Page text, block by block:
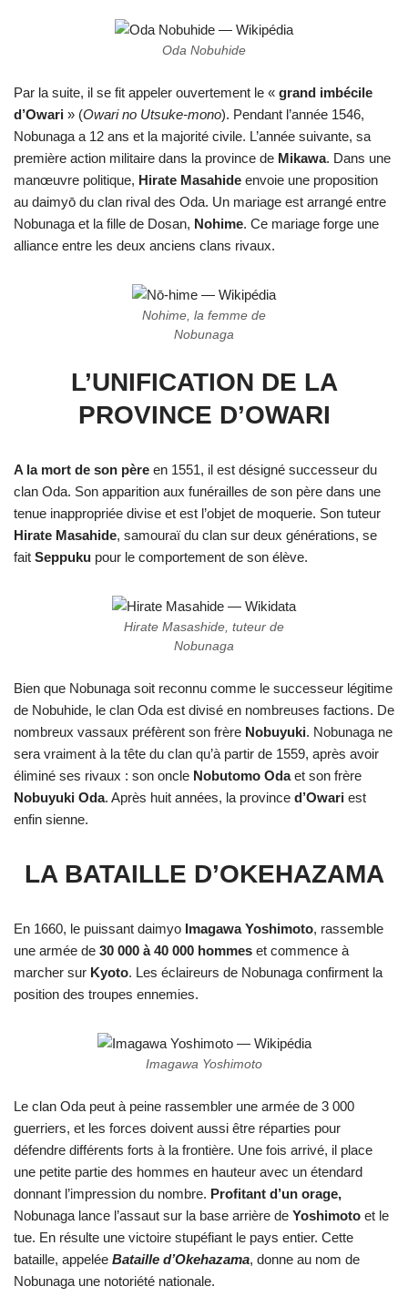
Oda Nobuhide
Par la suite, il se fit appeler ouvertement le « grand imbécile
d’Owari » (Owari no Utsuke-mono). Pendant l’année 1546,
Nobunaga a 12 ans et la majorité civile. L’année suivante, sa
première action militaire dans la province de Mikawa. Dans une
manœuvre politique, Hirate Masahide envoie une proposition
au daimyō du clan rival des Oda. Un mariage est arrangé entre
Nobunaga et la fille de Dosan, Nohime. Ce mariage forge une
alliance entre les deux anciens clans rivaux.
Nohime, la femme de
Nobunaga
L’UNIFICATION DE LA
PROVINCE D’OWARI
A la mort de son père en 1551, il est désigné successeur du
clan Oda. Son apparition aux funérailles de son père dans une
tenue inappropriée divise et est l’objet de moquerie. Son tuteur
Hirate Masahide, samouraï du clan sur deux générations, se
fait Seppuku pour le comportement de son élève.
Hirate Masashide, tuteur de
Nobunaga
Bien que Nobunaga soit reconnu comme le successeur légitime
de Nobuhide, le clan Oda est divisé en nombreuses factions. De
nombreux vassaux préfèrent son frère Nobuyuki. Nobunaga ne
sera vraiment à la tête du clan qu’à partir de 1559, après avoir
éliminé ses rivaux : son oncle Nobutomo Odaet son frère
Nobuyuki Oda. Après huit années, la province d’Owari est
enfin sienne.
LA BATAILLE D’OKEHAZAMA
En 1660, le puissant daimyo Imagawa Yoshimoto, rassemble
une armée de 30 000 à 40 000 hommes et commence à
marcher sur Kyoto. Les éclaireurs de Nobunaga confirment la
position des troupes ennemies.
Imagawa Yoshimoto
Le clan Oda peut à peine rassembler une armée de 3 000
guerriers, et les forces doivent aussi être réparties pour
défendre différents forts à la frontière. Une fois arrivé, il place
une petite partie des hommes en hauteur avec un étendard
donnant l’impression du nombre. Profitant d’un orage,
Nobunaga lance l’assaut sur la base arrière de Yoshimoto et le
tue. En résulte une victoire stupéfiant le pays entier. Cette
bataille, appelée Bataille d’Okehazama, donne au nom de
Nobunaga une notoriété nationale.